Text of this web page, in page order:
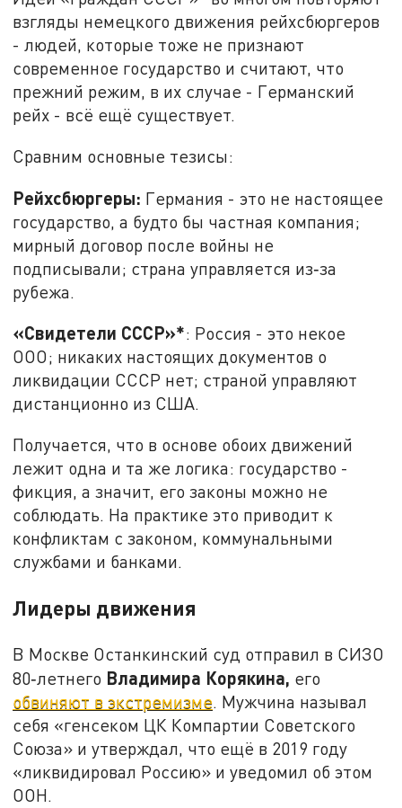
взгляды немецкого движения рейхсбюргеров
- людей, которые тоже не признают
современное государство и считают, что
прежний режим, в их случае - Германский
рейх - всё ещё существует.
Сравним основные тезисы:
Рейхсбюргеры: Германия - это не настоящее
государство, а будто бы частная компания;
мирный договор после войны не
подписывали; страна управляется из‑за
рубежа.
«Свидетели СССР»*: Россия - это некое
ООО; никаких настоящих документов о
ликвидации СССР нет; страной управляют
дистанционно из США.
Получается, что в основе обоих движений
лежит одна и та же логика: государство -
фикция, а значит, его законы можно не
соблюдать. На практике это приводит к
конфликтам с законом, коммунальными
службами и банками.
Лидеры движения
В Москве Останкинский суд отправил в СИЗО
80‑летнего Владимира Корякина, его
обвиняют в экстремизме. Мужчина называл
себя «генсеком ЦК Компартии Советского
Союза» и утверждал, что ещё в 2019 году
«ликвидировал Россию» и уведомил об этом
ООН.